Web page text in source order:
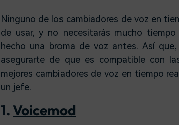
Ninguno de los cambiadores de voz en
de usar, y no necesitarás mucho
hecho una broma de voz antes. Así
asegurarte de que es compatible con
mejores cambiadores de voz en tiempo
un jefe.
1. Voicemod